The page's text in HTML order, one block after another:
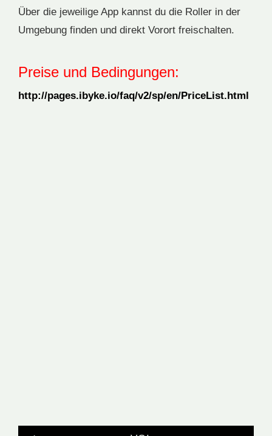
Über die jeweilige App kannst du die Roller in der
Umgebung finden und direkt Vorort freischalten.
Preise und Bedingungen:
http://pages.ibyke.io/faq/v2/sp/en/PriceList.html